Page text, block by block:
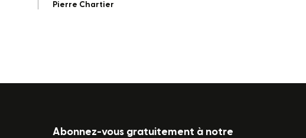
Pierre Chartier
Abonnez-vous gratuitement à notre